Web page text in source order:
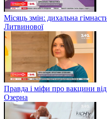
Місяць змін: дихальна
Литвинової
Правда і міфи про вакцини
Озерна